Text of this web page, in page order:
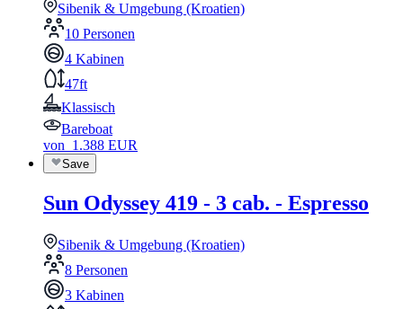
Sibenik & Umgebung (Kroatien)
10 Personen
4 Kabinen
47ft
Klassisch
Bareboat
von 1.388 EUR
Save
Sun Odyssey 419 - 3 cab. - Espresso
Sibenik & Umgebung (Kroatien)
8 Personen
3 Kabinen